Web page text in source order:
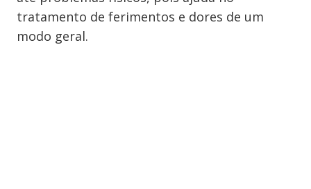
tratamento de ferimentos e dores de um
modo geral.